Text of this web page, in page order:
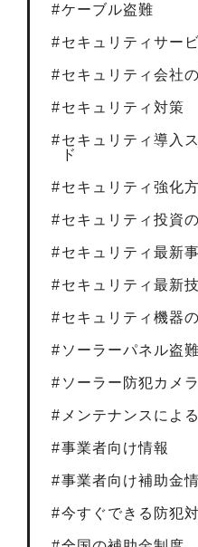
ケーブル盗難
セキュリティサー
セキュリティ会社
セキュリティ対策
セキュリティ導入
ド
セキュリティ強化
セキュリティ投資
セキュリティ最新
セキュリティ最新
セキュリティ機器
ソーラーパネル盗難
ソーラー防犯カメラ
メンテナンスによ
事業者向け情報
事業者向け補助金
今すぐできる防犯